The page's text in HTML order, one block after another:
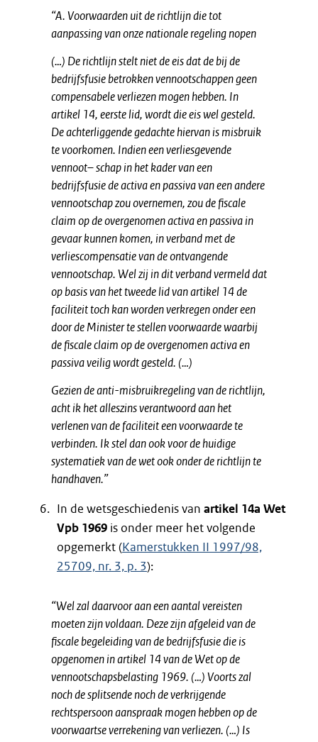
“A. Voorwaarden uit de richtlijn die tot
aanpassing van onze nationale regeling nopen
(…) De richtlijn stelt niet de eis dat de bij de
bedrijfsfusie betrokken vennootschappen geen
compensabele verliezen mogen hebben. In
artikel 14, eerste lid, wordt die eis wel gesteld.
De achterliggende gedachte hiervan is misbruik
te voorkomen. Indien een verliesgevende
vennoot– schap in het kader van een
bedrijfsfusie de activa en passiva van een andere
vennootschap zou overnemen, zou de fiscale
claim op de overgenomen activa en passiva in
gevaar kunnen komen, in verband met de
verliescompensatie van de ontvangende
vennootschap. Wel zij in dit verband vermeld dat
op basis van het tweede lid van artikel 14 de
faciliteit toch kan worden verkregen onder een
door de Minister te stellen voorwaarde waarbij
de fiscale claim op de overgenomen activa en
passiva veilig wordt gesteld. (…)
Gezien de anti-misbruikregeling van de richtlijn,
acht ik het alleszins verantwoord aan het
verlenen van de faciliteit een voorwaarde te
verbinden. Ik stel dan ook voor de huidige
systematiek van de wet ook onder de richtlijn te
handhaven.”
In de wetsgeschiedenis van artikel 14a Wet
Vpb 1969 is onder meer het volgende
opgemerkt (Kamerstukken II 1997/98,
25709, nr. 3, p. 3):
“Wel zal daarvoor aan een aantal vereisten
moeten zijn voldaan. Deze zijn afgeleid van de
fiscale begeleiding van de bedrijfsfusie die is
opgenomen in artikel 14 van de Wet op de
vennootschapsbelasting 1969. (…) Voorts zal
noch de splitsende noch de verkrijgende
rechtspersoon aanspraak mogen hebben op de
voorwaartse verrekening van verliezen. (…) Is